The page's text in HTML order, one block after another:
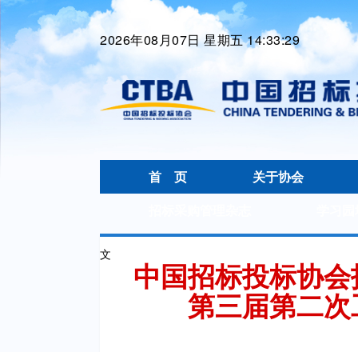
2026年08月07日 星期五 14:33:30
首 页
关于协会
文
中国招标投标协
第三届第二